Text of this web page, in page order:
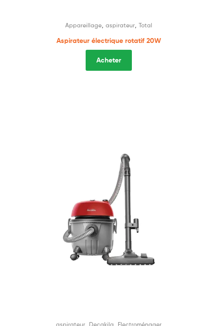
Appareillage aspirateur Total
Aspirateur électrique rotatif 20W
Acheter
aspirateur Decakila Electroménager